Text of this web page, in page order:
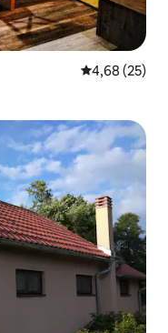
Évaluation
4,68 (25)